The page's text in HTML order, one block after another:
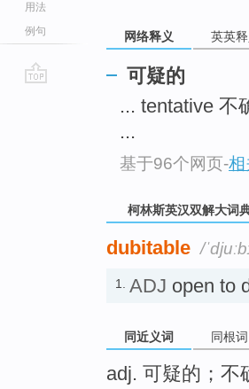
用法
例句
网络释义 英英
可疑的
... tentative 不
...
基于96个网页-相
柯林斯英汉双解大词
dubitable /
1. ADJ open to
同近义词 同根词
adj. 可疑的；不